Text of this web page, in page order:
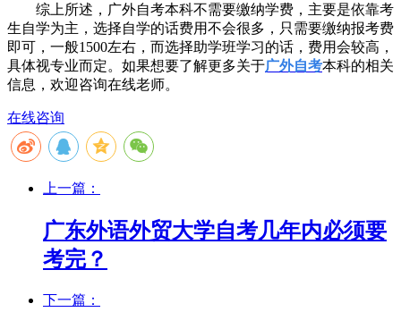
综上所述，广外自考本科不需要缴纳学费，主要是依靠考
生自学为主，选择自学的话费用不会很多，只需要缴纳报考费
即可，一般1500左右，而选择助学班学习的话，费用会较高，
具体视专业而定。如果想要了解更多关于广外自考本科的相关
信息，欢迎咨询在线老师。
在线咨询
上一篇：
广东外语外贸大学自考几年内必须要
考完？
下一篇：